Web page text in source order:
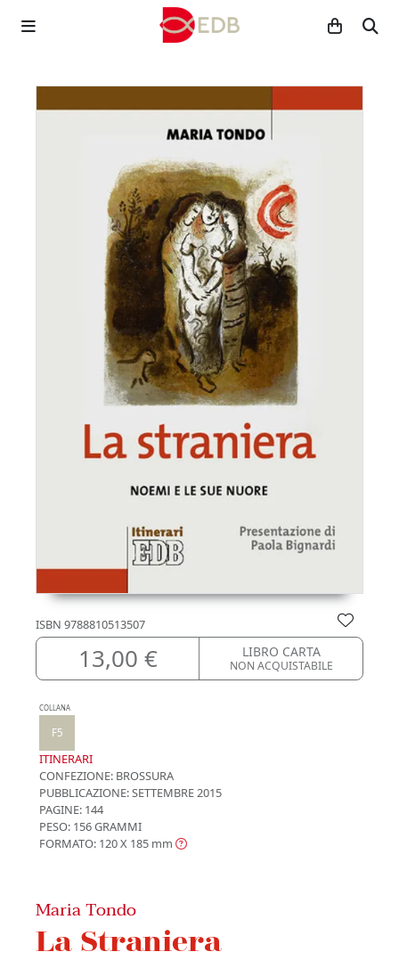
ISBN 9788810513507
13,00 € LIBRO CARTA
NON ACQUISTABILE
COLLANA
F5
ITINERARI
CONFEZIONE: BROSSURA
PUBBLICAZIONE:SETTEMBRE 2015
PAGINE: 144
PESO: 156 GRAMMI
FORMATO: 120 X 185 mm
Maria Tondo
La Straniera